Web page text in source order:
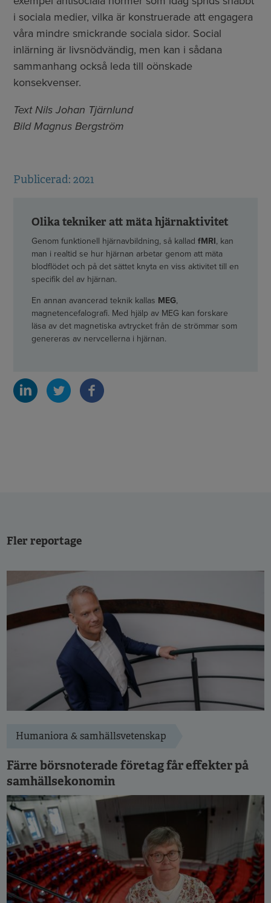
i sociala medier, vilka är konstruerade att engagera
våra mindre smickrande sociala sidor. Social
inlärning är livsnödvändig, men kan i sådana
sammanhang också leda till oönskade
konsekvenser.
Text Nils Johan Tjärnlund
Bild Magnus Bergström
Publicerad: 2021
Olika tekniker att mäta hjärnaktivitet
Genom funktionell hjärnavbildning, så kallad fMRI, kan
man i realtid se hur hjärnan arbetar genom att mäta
blodflödet och på det sättet knyta en viss aktivitet till en
specifik del av hjärnan.
En annan avancerad teknik kallas MEG,
magnetencefalografi. Med hjälp av MEG kan forskare
läsa av det magnetiska avtrycket från de strömmar som
genereras av nervcellerna i hjärnan.
Fler reportage
Humaniora & samhällsvetenskap
Färre börsnoterade företag får effekter på
samhällsekonomin